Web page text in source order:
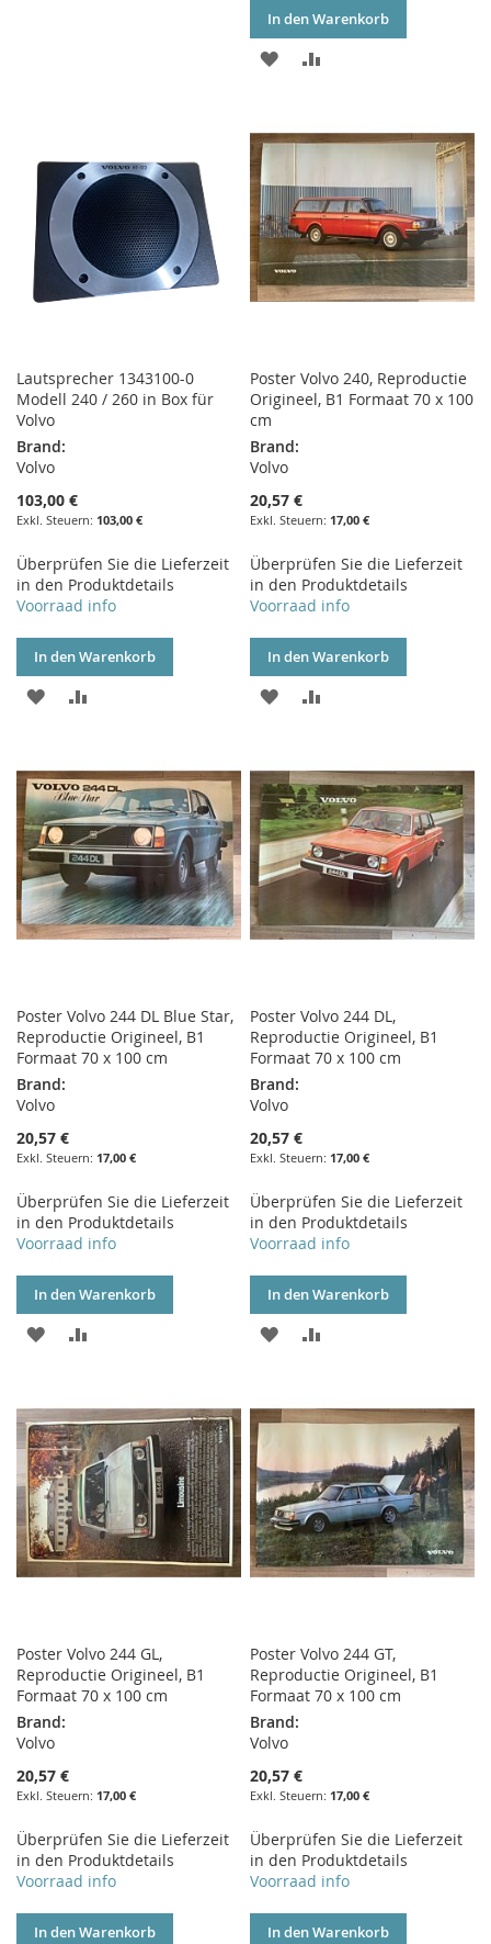
In den Warenkorb
ZUR
HINZUFÜGEN
HINZUFÜGEN
Lautsprecher 1343100-0
Modell 240 / 260 in Box für
Volvo
Brand:
Volvo
103,00 €
103,00 €
Überprüfen Sie die Lieferzeit
in den Produktdetails
Voorraad info
In den Warenkorb
ZUR
HINZUFÜGEN
HINZUFÜGEN
Poster Volvo 240, Reproductie
Origineel, B1 Formaat 70 x 100
cm
Brand:
Volvo
20,57 €
17,00 €
Überprüfen Sie die Lieferzeit
in den Produktdetails
Voorraad info
In den Warenkorb
ZUR
HINZUFÜGEN
HINZUFÜGEN
Poster Volvo 244 DL Blue Star,
Reproductie Origineel, B1
Formaat 70 x 100 cm
Brand:
Volvo
20,57 €
17,00 €
Überprüfen Sie die Lieferzeit
in den Produktdetails
Voorraad info
In den Warenkorb
ZUR
HINZUFÜGEN
HINZUFÜGEN
Poster Volvo 244 DL,
Reproductie Origineel, B1
Formaat 70 x 100 cm
Brand:
Volvo
20,57 €
17,00 €
Überprüfen Sie die Lieferzeit
in den Produktdetails
Voorraad info
In den Warenkorb
ZUR
HINZUFÜGEN
HINZUFÜGEN
Poster Volvo 244 GL,
Reproductie Origineel, B1
Formaat 70 x 100 cm
Brand:
Volvo
20,57 €
17,00 €
Überprüfen Sie die Lieferzeit
in den Produktdetails
Voorraad info
In den Warenkorb
Poster Volvo 244 GT,
Reproductie Origineel, B1
Formaat 70 x 100 cm
Brand:
Volvo
20,57 €
17,00 €
Überprüfen Sie die Lieferzeit
in den Produktdetails
Voorraad info
In den Warenkorb